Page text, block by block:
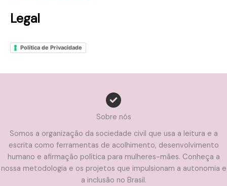
Legal
Política de Privacidade
Sobre nós
Somos a organização da sociedade civil que usa a leitura e a
escrita como ferramentas de acolhimento, desenvolvimento
humano e afirmação política para mulheres-mães. Conheça a
nossa metodologia e os projetos que impulsionam a autonomia e
a inclusão no Brasil.